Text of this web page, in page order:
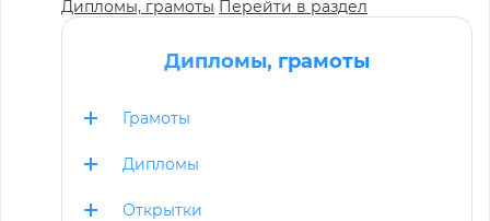
Дипломы, грамоты Перейти в раздел
Дипломы, грамоты
Грамоты
Дипломы
Открытки